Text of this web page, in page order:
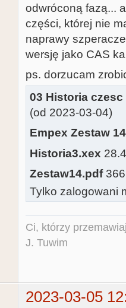
odwróconą fazą...
części, której nie
naprawy
wersję jako CAS
ps. dorzucam
03 Historia
(od 2023-03-04)
Empex Zestaw
Historia3.xex
Zestaw14.pdf
Tylko zalogowani
Ci, którzy
J. Tuwim
2023-03-05